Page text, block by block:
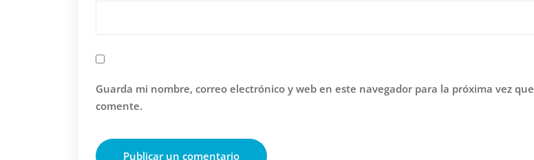
Guarda mi nombre, correo electrónico y web en este navegador para la próxima vez que
comente.